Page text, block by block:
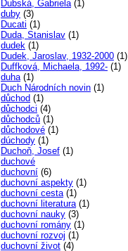
Dubská, Gabriela(1)
duby (3)
Ducati (1)
Duda, Stanislav (1)
dudek (1)
Dudek, Jaroslav, 1932-2000 (1)
Duffková, Michaela, 1992- (1)
duha(1)
Duch Národních novin (1)
důchod (1)
důchodci (4)
důchodců (1)
důchodové (1)
dúchody (1)
Duchoň, Josef (1)
duchové
duchovní (6)
duchovní aspekty (1)
duchovní cesta(1)
duchovní literatura(1)
duchovní nauky (3)
duchovní romány (1)
duchovní rozvoj (1)
duchovní život (4)